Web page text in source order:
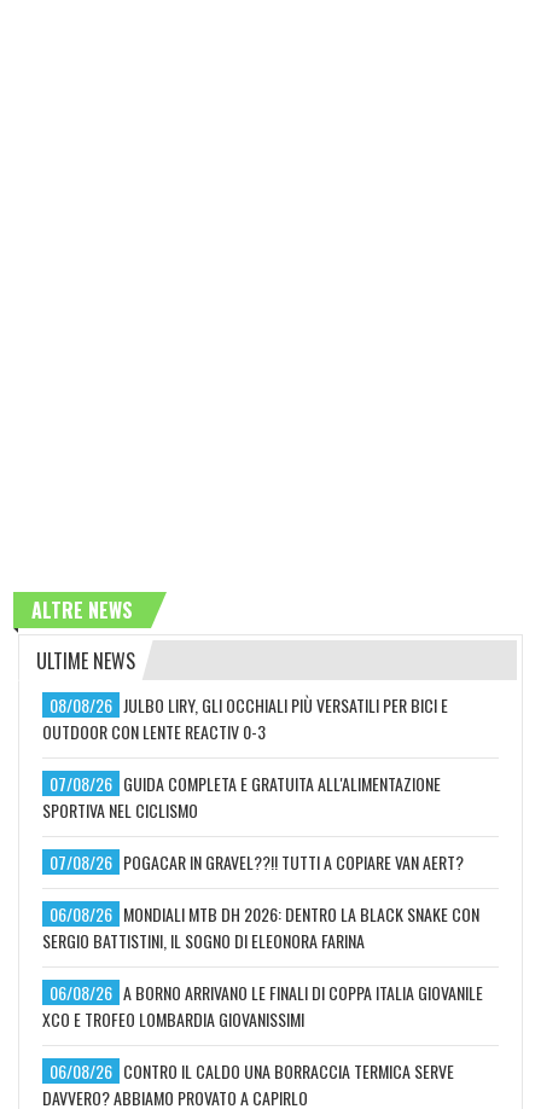
ALTRE NEWS
ULTIME NEWS
08/08/26 JULBO LIRY, GLI OCCHIALI PIÙ VERSATILI PER BICI E
OUTDOOR CON LENTE REACTIV 0-3
07/08/26 GUIDA COMPLETA E GRATUITA ALL'ALIMENTAZIONE
SPORTIVA NEL CICLISMO
07/08/26 POGACAR IN GRAVEL??!! TUTTI A COPIARE VAN AERT?
06/08/26 MONDIALI MTB DH 2026: DENTRO LA BLACK SNAKE CON
SERGIO BATTISTINI, IL SOGNO DI ELEONORA FARINA
06/08/26 A BORNO ARRIVANO LE FINALI DI COPPA ITALIA GIOVANILE
XCO E TROFEO LOMBARDIA GIOVANISSIMI
06/08/26 CONTRO IL CALDO UNA BORRACCIA TERMICA SERVE
DAVVERO? ABBIAMO PROVATO A CAPIRLO